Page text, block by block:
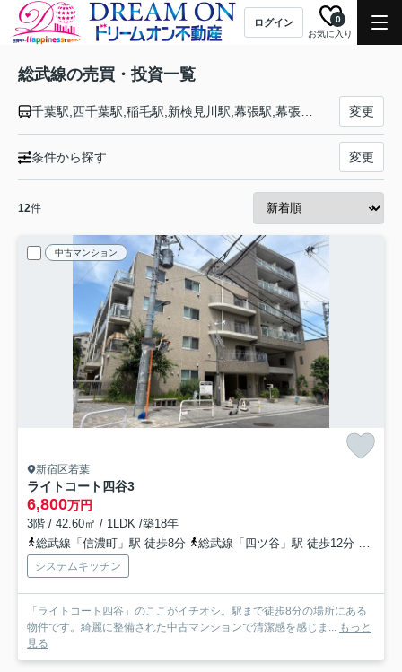
ログイン
お気に入り
0
総武線の売買・投資一覧
変更
条件から探す 変更
12件
中古マンション
新宿区若葉
ライトコート四谷3
6,800万円
3階 / 42.60㎡ / 1LDK /築18年
総武線「信濃町」駅 徒歩8分
総武線「四ツ谷」駅 徒歩12分 中央
システムキッチン
「ライトコート四谷」のここがイチオシ。駅まで徒歩8分の場所にある
物件です。綺麗に整備された中古マンションで清潔感を感じま... もっと
見る